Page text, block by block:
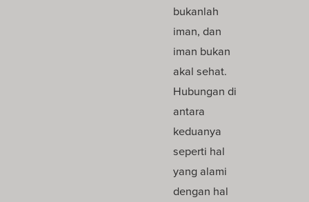
bukanlah
iman, dan
iman bukan
akal sehat.
Hubungan di
antara
keduanya
seperti hal
yang alami
dengan hal